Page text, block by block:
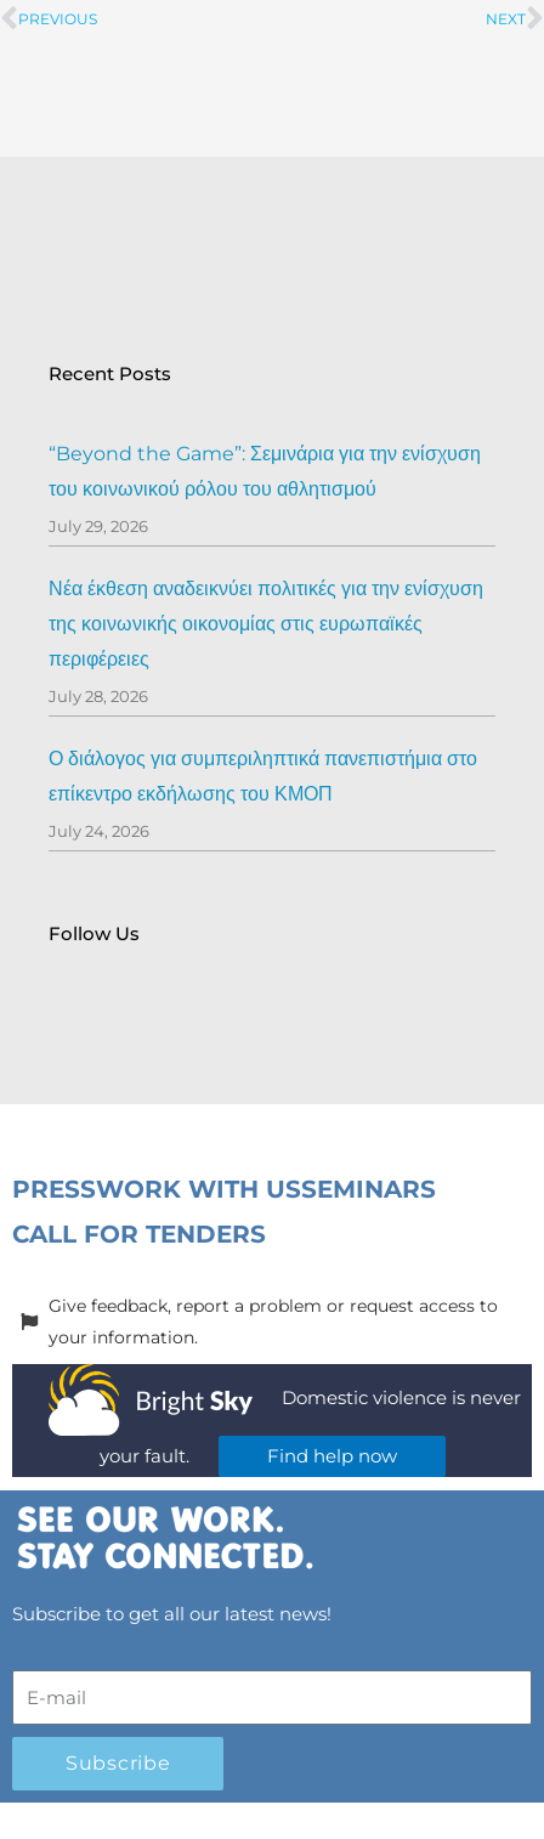
Prev
PREVIOUS NEXT
Recent Posts
“Beyond the Game”: Σεμινάρια για την ενίσχυση
του κοινωνικού ρόλου του αθλητισμού
July 29, 2026
Νέα έκθεση αναδεικνύει πολιτικές για την ενίσχυση
της κοινωνικής οικονομίας στις ευρωπαϊκές
περιφέρειες
July 28, 2026
Ο διάλογος για συμπεριληπτικά πανεπιστήμια στο
επίκεντρο εκδήλωσης του ΚΜΟΠ
July 24, 2026
Follow Us
PRESSWORK WITH USSEMINARS
CALL FOR TENDERS
Give feedback, report a problem or request access to
your information.
Domestic violence is never
your fault. Find help now
Subscribe to get all our latest news!
Subscribe